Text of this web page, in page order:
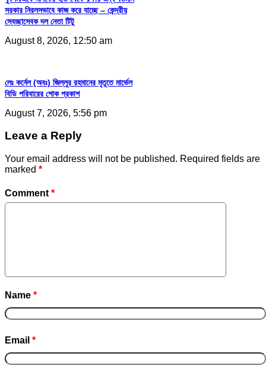
সরকার নিরলসভাবে কাজ করে যাচ্ছে – কেন্দ্রীয়
স্বেচ্ছাসেবক দল নেতা টিটু
August 8, 2026, 12:50 am
লেঃ কর্নেল (অবঃ) জিল্লুর রহমানের মৃতূতে মার্ভেল
বিডি পরিবারের শোক প্রকাশ
August 7, 2026, 5:56 pm
Leave a Reply
Your email address will not be published. Required fields are
marked *
Comment *
Name *
Email *